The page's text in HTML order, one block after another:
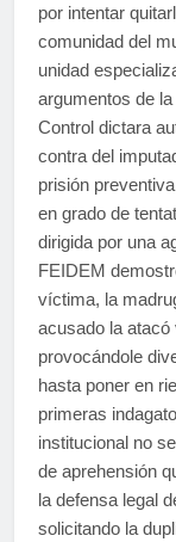
por intentar
comunidad del
unidad
argumentos de
Control dictara
contra del
prisión
en grado de
dirigida por una
FEIDEM
víctima, la
acusado la atacó
provocándole
hasta poner en
primeras
institucional no
de aprehensión
la defensa legal
solicitando la